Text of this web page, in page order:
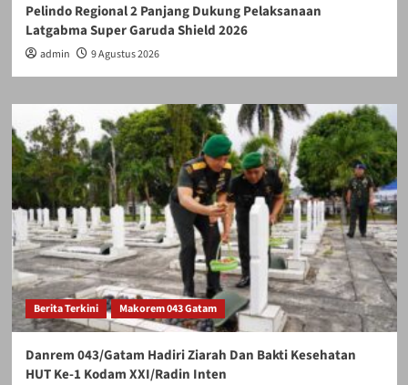
Pelindo Regional 2 Panjang Dukung Pelaksanaan
Latgabma Super Garuda Shield 2026
admin 9 Agustus 2026
Berita Terkini Makorem 043 Gatam
Danrem 043/Gatam Hadiri Ziarah Dan Bakti Kesehatan
HUT Ke-1 Kodam XXI/Radin Inten